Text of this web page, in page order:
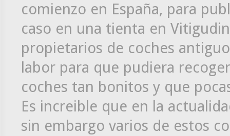
comienzo en España, para
caso en una tienta en
propietarios de coches
labor para que pudiera
coches tan bonitos y que
Es increible que en la
sin embargo varios de estos